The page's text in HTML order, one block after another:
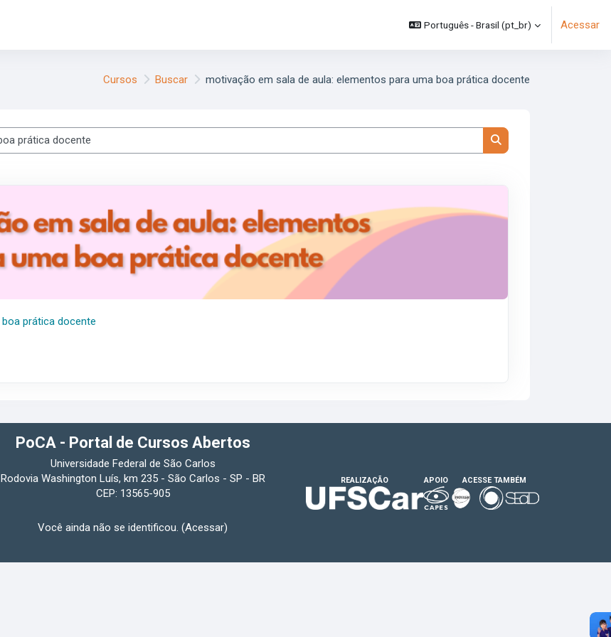
Português - Brasil ‎(pt_br)‎ Acessar
Cursos Buscar motivação em sala de aula: elementos para uma boa prática docente
Buscar cursos
boa prática docente
PoCA - Portal de Cursos Abertos
Universidade Federal de São Carlos
Rodovia Washington Luís, km 235 - São Carlos - SP - BR
CEP: 13565-905
Você ainda não se identificou. (Acessar)
REALIZAÇÃO APOIO ACESSE TAMBÉM